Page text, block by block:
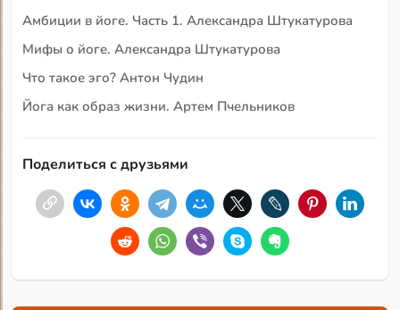
Амбиции в йоге. Часть 1. Александра Штукатурова
Мифы о йоге. Александра Штукатурова
Что такое эго? Антон Чудин
Йога как образ жизни. Артем Пчельников
Поделиться с друзьями